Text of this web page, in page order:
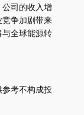
司的收入增
争加剧带来
全球能源转
考不构成投